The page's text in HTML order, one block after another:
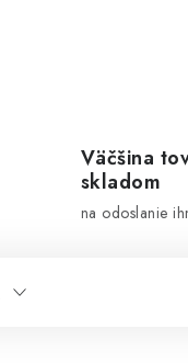
Väčšina
skladom
na odoslanie